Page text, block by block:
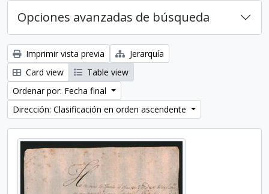
Opciones avanzadas de búsqueda
Imprimir vista previa
Jerarquía
Card view
Table view
Ordenar por: Fecha final
Dirección: Clasificación en orden ascendente